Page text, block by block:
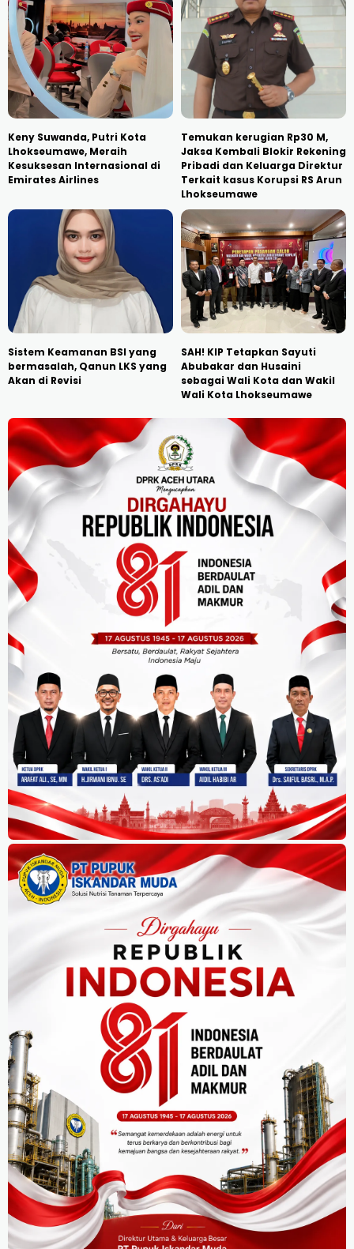
Keny Suwanda, Putri Kota
Lhokseumawe, Meraih
Kesuksesan Internasional di
Emirates Airlines
Temukan kerugian Rp30 M,
Jaksa Kembali Blokir Rekening
Pribadi dan Keluarga Direktur
Terkait kasus Korupsi RS Arun
Lhokseumawe
Sistem Keamanan BSI yang
bermasalah, Qanun LKS yang
Akan di Revisi
SAH! KIP Tetapkan Sayuti
Abubakar dan Husaini
sebagai Wali Kota dan Wakil
Wali Kota Lhokseumawe